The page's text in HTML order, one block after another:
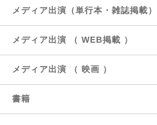
メディア出演（単行本・雑誌掲載）
メディア出演 （ WEB掲載 ）
メディア出演 （ 映画 ）
書籍